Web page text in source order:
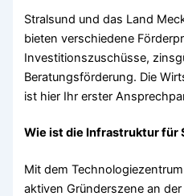
Stralsund und das Land
bieten verschiedene
Investitionszuschüsse,
Beratungsförderung. Die
ist hier Ihr erster
Wie ist die Infrastruktur für
Mit dem
aktiven Gründerszene an